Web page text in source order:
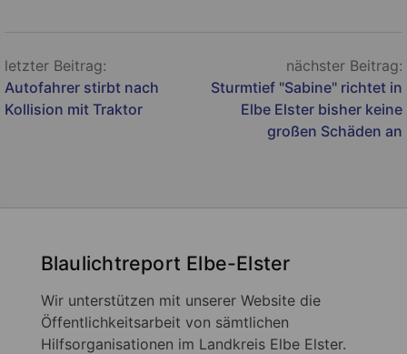
Beitragsnavigation
letzter Beitrag:
Autofahrer stirbt nach
Kollision mit Traktor
nächster Beitrag:
Sturmtief "Sabine" richtet in
Elbe Elster bisher keine
großen Schäden an
Blaulichtreport Elbe-Elster
Wir unterstützen mit unserer Website die
Öffentlichkeitsarbeit von sämtlichen
Hilfsorganisationen im Landkreis Elbe Elster.